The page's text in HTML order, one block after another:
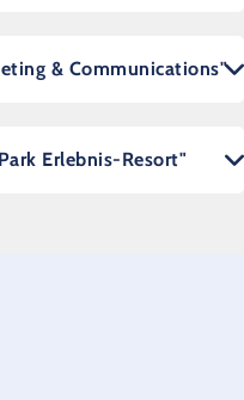
& Communications"
Erlebnis-Resort"